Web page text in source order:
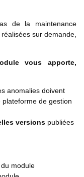
de la maintenance
sur demande,
vous apporte,
anomalies doivent
de gestion
versions publiées
module